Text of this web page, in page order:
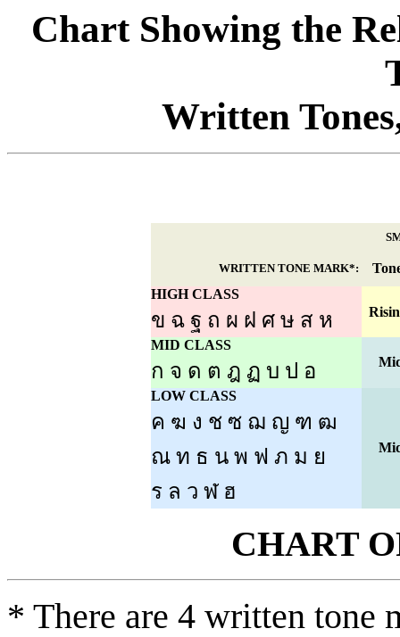
Chart Showing the
Written
WRITTEN TONE MARK*:
HIGH CLASS
ข ฉ ฐ ถ ผ ฝ ศ ษ ส ห
MID CLASS
ก จ ด ต ฎ ฏ บ ป อ
LOW CLASS
ค ฆ ง ช ซ ฌ ญ ฑ ฒ
ณ ท ธ น พ ฟ ภ ม ย
ร ล ว ฬ ฮ
CHART
* There are 4 written tone